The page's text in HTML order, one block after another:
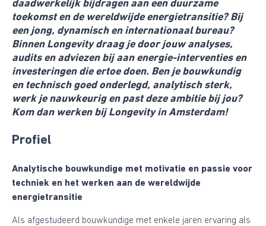
daadwerkelijk bijdragen aan een duurzame
toekomst en de wereldwijde energietransitie? Bij
een jong, dynamisch en internationaal bureau?
Binnen Longevity draag je door jouw analyses,
audits en adviezen bij aan energie-interventies en
investeringen die ertoe doen. Ben je bouwkundig
en technisch goed onderlegd, analytisch sterk,
werk je nauwkeurig en past deze ambitie bij jou?
Kom dan werken bij Longevity in Amsterdam!
Profiel
Analytische bouwkundige met motivatie en passie voor
techniek en het werken aan de wereldwijde
energietransitie
Als afgestudeerd bouwkundige met enkele jaren ervaring als